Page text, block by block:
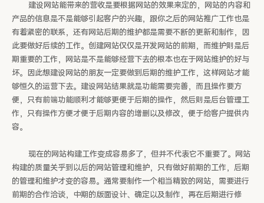
建设网站能带来的营收是要根据网站的效果来定的，网站的内容和
产品的信息是不是能够引起客户的兴趣，跟你之后的网站推广工作也是
有着紧密的联系，还有网站后期的维护都是需要不断的更新和制作，因
此要做好后续的工作。创建网站仅仅是开发网站的前期，而维护则是后
期重要的工作，网站是不是能够经营下去的根本也在于网站维护的好与
坏。因此想建设网站的朋友一定要做到后期的维护工作，这样网站才能
够恒久的运营下去。建设网站结果就是功能需要完善，而且操作要方
便，只有前端功能顺利才能够更便于后期的操作，然后则是后台管理工
作，只有操作方便才便于后期内容的增删以及修改，便于给客户提供内
容。
现在的网站构建工作变成容易多了，但并不代表它不重要了。网站
构建的质量关乎到以后的网站管理和维护，只有做好前期的工作，后期
的管理和维护才变的容易。通常要制作一个相当精致的网站，需要进行
前期的合作洽谈，中期的版面设计、确定以及制作，再在后期进行修